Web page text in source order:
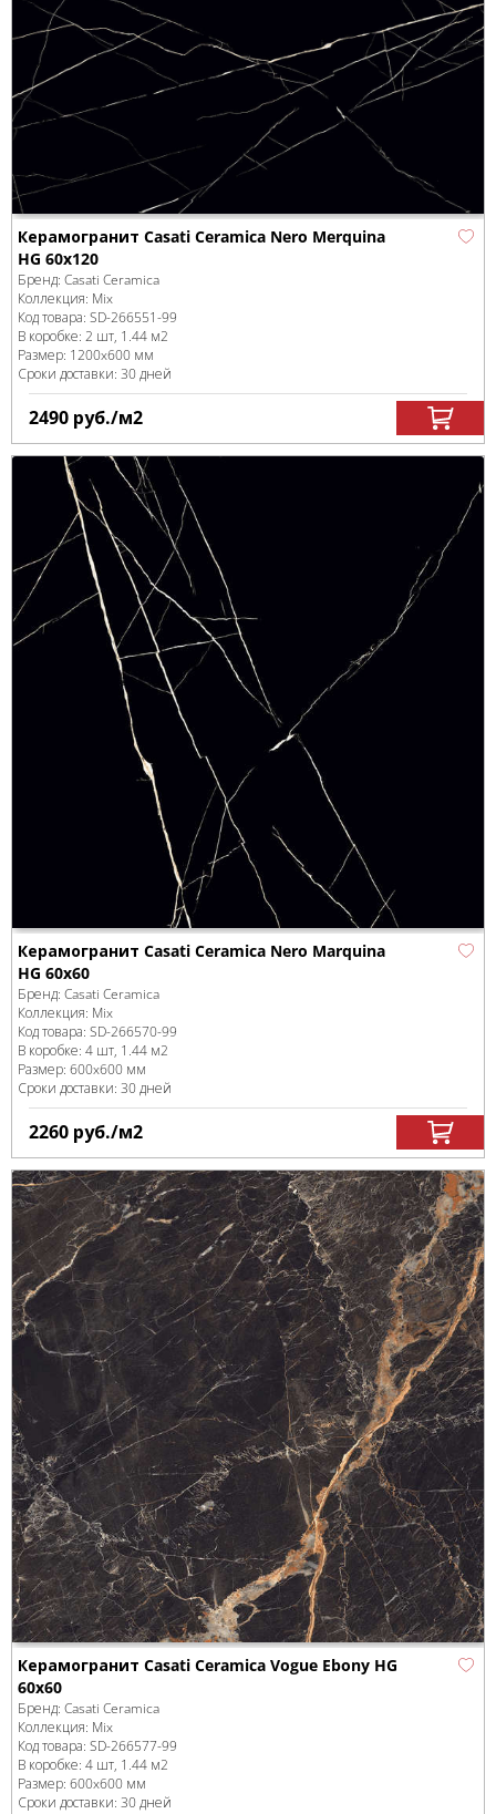
Керамогранит Casati Ceramica Nero Merquina
HG 60x120
Бренд: Casati Ceramica
Коллекция: Mix
Код товара: SD-266551-99
В коробке: 2 шт, 1.44 м2
Размер: 1200x600 мм
Сроки доставки: 30 дней
2490 руб./м2
Керамогранит Casati Ceramica Nero Marquina
HG 60x60
Бренд: Casati Ceramica
Коллекция: Mix
Код товара: SD-266570-99
В коробке: 4 шт, 1.44 м2
Размер: 600x600 мм
Сроки доставки: 30 дней
2260 руб./м2
Керамогранит Casati Ceramica Vogue Ebony HG
60x60
Бренд: Casati Ceramica
Коллекция: Mix
Код товара: SD-266577-99
В коробке: 4 шт, 1.44 м2
Размер: 600x600 мм
Сроки доставки: 30 дней